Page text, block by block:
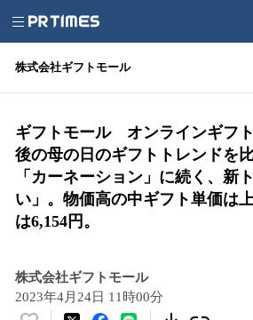
株式会社ギフトモール
ギフトモール オンラインギフ
後の母の日のギフトトレンドを
「カーネーション」に続く、新
い」。物価高の中ギフト単価は
は6,154円。
株式会社ギフトモール
2023年4月24日 11時00分